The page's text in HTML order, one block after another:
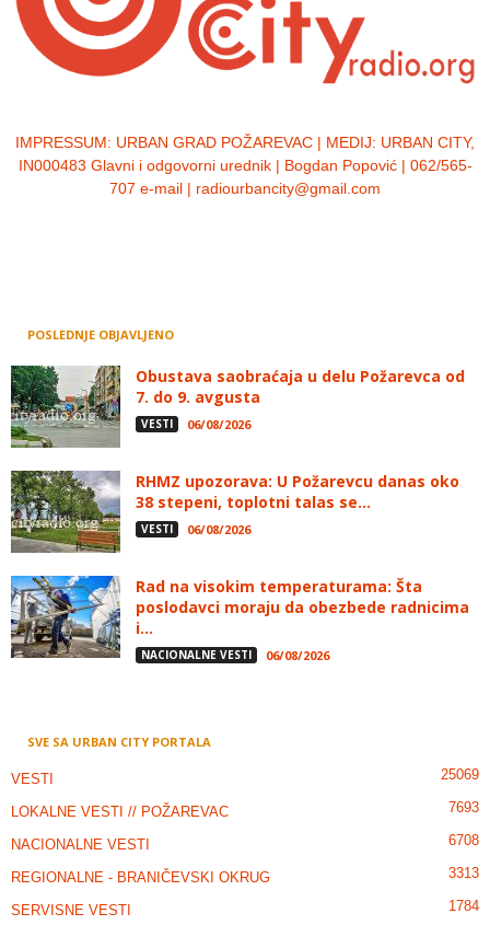
IMPRESSUM: URBAN GRAD POŽAREVAC | MEDIJ: URBAN CITY,
IN000483 Glavni i odgovorni urednik | Bogdan Popović | 062/565-
707 e-mail | radiourbancity@gmail.com
POSLEDNJE OBJAVLJENO
Obustava saobraćaja u delu Požarevca od
7. do 9. avgusta
VESTI 06/08/2026
RHMZ upozorava: U Požarevcu danas oko
38 stepeni, toplotni talas se...
VESTI 06/08/2026
Rad na visokim temperaturama: Šta
poslodavci moraju da obezbede radnicima
i...
NACIONALNE VESTI 06/08/2026
SVE SA URBAN CITY PORTALA
VESTI 25069
LOKALNE VESTI // POŽAREVAC 7693
NACIONALNE VESTI 6708
REGIONALNE - BRANIČEVSKI OKRUG 3313
SERVISNE VESTI 1784